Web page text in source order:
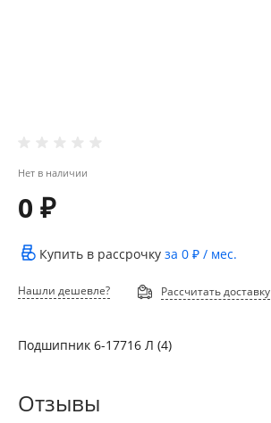
Нет в наличии
0 ₽
Купить в рассрочку за 0 ₽ / мес.
Нашли дешевле? Рассчитать доставку
Подшипник 6-17716 Л (4)
Отзывы